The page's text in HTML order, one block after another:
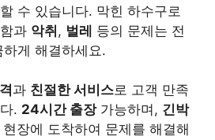
수 있습니다. 막힌 하수구로
과 악취, 벌레 등의 문제는 전
게 해결하세요.
과 친절한 서비스로 고객 만족
. 24시간 출장가능하며, 긴박
장에 도착하여 문제를 해결해